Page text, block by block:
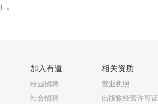
。
加入有道
校园招聘
社会招聘
相关资质
营业执照
出版物经营许可证